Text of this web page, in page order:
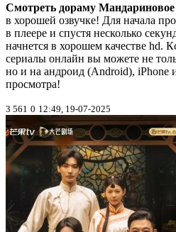
Смотреть дораму Мандариновое
в хорошей озвучке! Для начала
в плеере и спустя несколько
начнется в хорошем качестве hd.
сериалы онлайн вы можете не
но и на андроид (Android), iPhone
просмотра!
3 561 0 12:49, 19-07-2025